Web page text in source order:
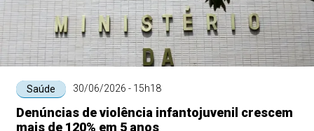
Saúde 30/06/2026 - 15h18
Denúncias de violência infantojuvenil crescem
mais de 120% em 5 anos